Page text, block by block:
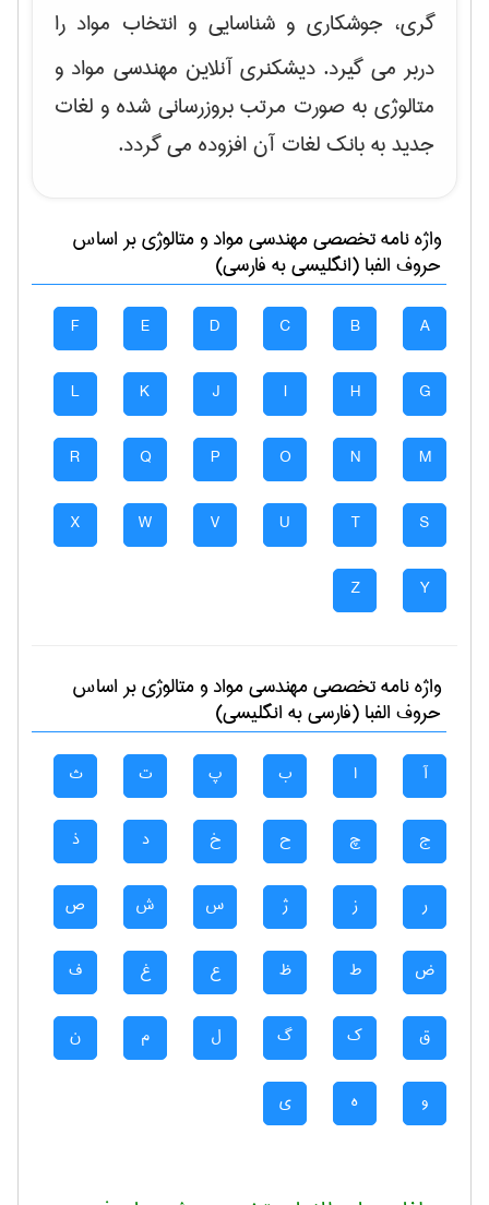
گری، جوشکاری و شناسایی و انتخاب مواد را
دربر می گیرد. دیشکنری آنلاین مهندسی مواد و
متالوژی به صورت مرتب بروزرسانی شده و لغات
جدید به بانک لغات آن افزوده می گردد.
واژه نامه تخصصیمهندسی مواد و متالوژیبر اساس
حروف الفبا (انگلیسی به فارسی)
A
B
C
D
E
F
G
H
I
J
K
L
M
N
O
P
Q
R
S
T
U
V
W
X
Y
Z
واژه نامه تخصصیمهندسی مواد و متالوژیبر اساس
حروف الفبا (فارسی به انگلیسی)
آ ا ب پ ت ث
ج چ ح خ د ذ
ر ز ژ س ش ص
ض ط ظ ع غ ف
ق ک گ ل م ن
و ه ی